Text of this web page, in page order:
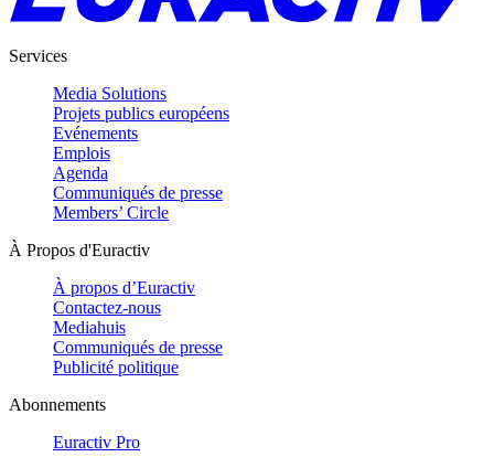
Services
Media Solutions
Projets publics européens
Evénements
Emplois
Agenda
Communiqués de presse
Members’ Circle
À Propos d'Euractiv
À propos d’Euractiv
Contactez-nous
Mediahuis
Communiqués de presse
Publicité politique
Abonnements
Euractiv Pro